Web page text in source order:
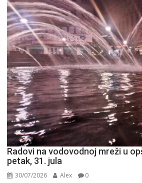
Radovi na vodovodnoj mreži u
petak, 31. jula
30/07/2026 Alex 0